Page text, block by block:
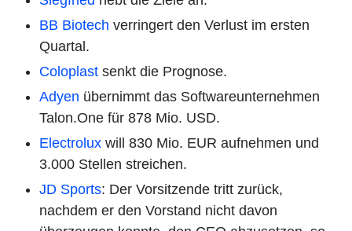
BB Biotech verringert den Verlust im ersten
Quartal.
Coloplast senkt die Prognose.
Adyen übernimmt das Softwareunternehmen
Talon.One für 878 Mio. USD.
Electrolux will 830 Mio. EUR aufnehmen und
3.000 Stellen streichen.
JD Sports: Der Vorsitzende tritt zurück,
nachdem er den Vorstand nicht davon